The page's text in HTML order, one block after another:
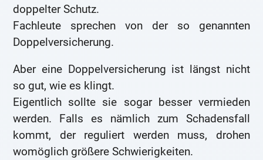
doppelter Schutz.
Fachleute sprechen von der so genannten
Doppelversicherung.
Aber eine Doppelversicherung ist längst nicht
so gut, wie es klingt.
Eigentlich sollte sie sogar besser vermieden
werden. Falls es nämlich zum Schadensfall
kommt, der reguliert werden muss, drohen
womöglich größere Schwierigkeiten.